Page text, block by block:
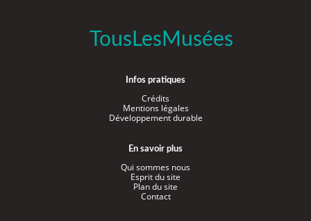
TousLesMusées
Infos pratiques
Crédits
Mentions légales
Développement durable
En savoir plus
Qui sommes nous
Esprit du site
Plan du site
Contact